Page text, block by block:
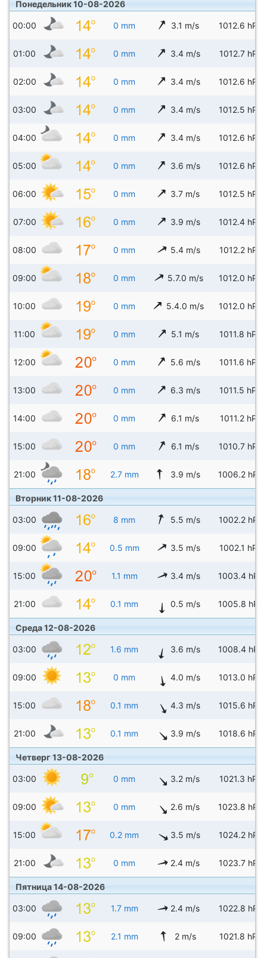
Понедельник 10-08-2026
00:00 0 mm 3.1 m/s 1012.6 hPa
01:00 0 mm 3.4 m/s 1012.7 hPa
02:00 0 mm 3.4 m/s 1012.6 hPa
03:00 0 mm 3.4 m/s 1012.5 hPa
04:00 0 mm 3.4 m/s 1012.6 hPa
05:00 0 mm 3.6 m/s 1012.6 hPa
06:00 0 mm 3.7 m/s 1012.5 hPa
07:00 0 mm 3.9 m/s 1012.4 hPa
08:00 0 mm 5.4 m/s 1012.2 hPa
09:00 0 mm 5.7.0 m/s 1012.0 hPa
10:00 0 mm 5.4.0 m/s 1012.0 hPa
11:00 0 mm 5.1 m/s 1011.8 hPa
12:00 0 mm 5.6 m/s 1011.6 hPa
13:00 0 mm 6.3 m/s 1011.5 hPa
14:00 0 mm 6.1 m/s 1011.2 hPa
15:00 0 mm 6.1 m/s 1010.7 hPa
21:00 2.7 mm 3.9 m/s 1006.2 hPa
Вторник 11-08-2026
03:00 8 mm 5.5 m/s 1002.2 hPa
09:00 0.5 mm 3.5 m/s 1002.1 hPa
15:00 1.1 mm 3.4 m/s 1003.4 hPa
21:00 0.1 mm 0.5 m/s 1005.8 hPa
Среда 12-08-2026
03:00 1.6 mm 3.6 m/s 1008.4 hPa
09:00 0 mm 4.0 m/s 1013.0 hPa
15:00 0.1 mm 4.3 m/s 1015.6 hPa
21:00 0.1 mm 3.9 m/s 1018.6 hPa
Четверг 13-08-2026
03:00 0 mm 3.2 m/s 1021.3 hPa
09:00 0 mm 2.6 m/s 1023.8 hPa
15:00 0.2 mm 3.5 m/s 1024.2 hPa
21:00 0 mm 2.4 m/s 1023.7 hPa
Пятница 14-08-2026
03:00 1.7 mm 2.4 m/s 1022.8 hPa
09:00 2.1 mm 2 m/s 1021.8 hPa